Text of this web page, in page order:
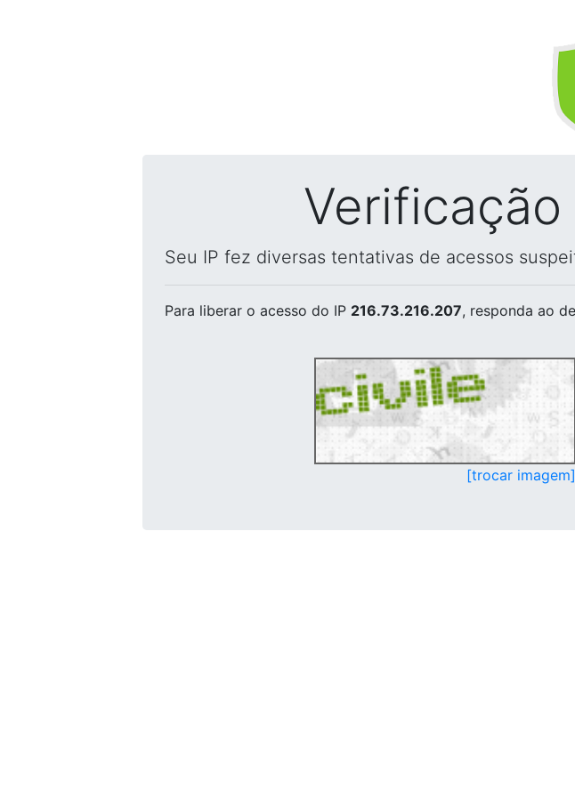
Seu IP fez diversas tentativas de acessos
Para liberar o acesso do IP 216.73.216.207, responda ao
[trocar imagem]